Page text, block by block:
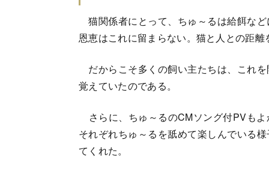
猫関係者にとって、ちゅ～るは給餌な
恩恵はこれに留まらない。猫と人との距
だからこそ多くの飼い主たちは、これ
覚えていたのである。
さらに、ちゅ～るのCMソング付PVも
それぞれちゅ～るを舐めて楽しんでいる
てくれた。